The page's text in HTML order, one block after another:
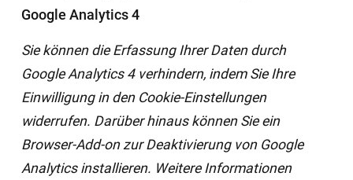
Google Analytics 4
Sie können die Erfassung Ihrer Daten durch
Google Analytics 4 verhindern, indem Sie Ihre
Einwilligung in den Cookie-Einstellungen
widerrufen. Darüber hinaus können Sie ein
Browser-Add-on zur Deaktivierung von Google
Analytics installieren. Weitere Informationen